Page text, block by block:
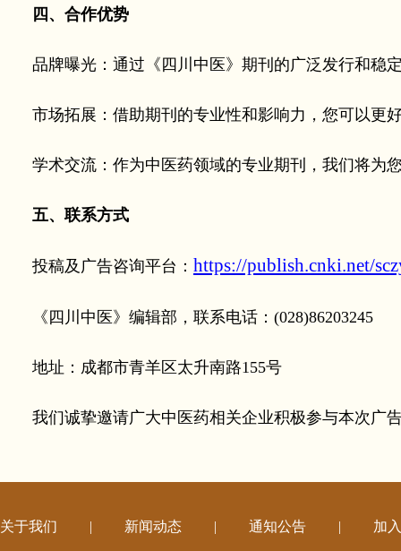
四、合作优势
品牌曝光：通过《四川中医》期刊的广泛发行和稳
市场拓展：借助期刊的专业性和影响力，您可以更
学术交流：作为中医药领域的专业期刊，我们将为
五、联系方式
投稿及广告咨询平台： https://publish.cnki.net/
《四川中医》编辑部，联系电话：(028)86203245
地址：成都市青羊区太升南路155号
我们诚挚邀请广大中医药相关企业积极参与本次广
关于我们 | 新闻动态 | 通知公告 | 加